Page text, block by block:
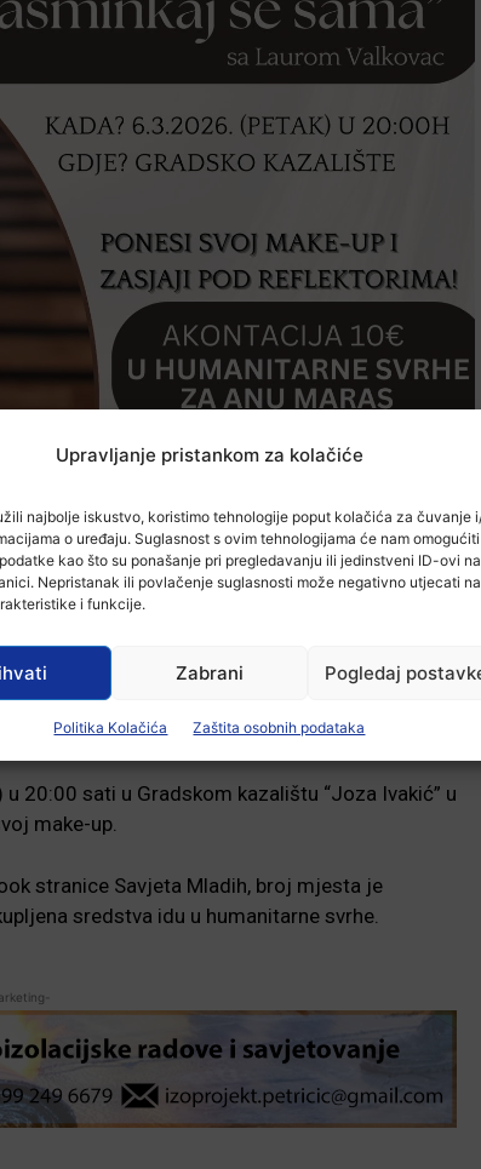
Upravljanje pristankom za kolačiće
najbolje iskustvo, koristimo tehnologije poput kolačića za čuvanje
o uređaju. Suglasnost s ovim tehnologijama će nam
kao što su ponašanje pri pregledavanju ili jedinstveni ID-ovi na
Nepristanak ili povlačenje suglasnosti može negativno utjecati na
i funkcije.
Zabrani Pogledaj
Politika Kolačića Zaštita osobnih podataka
20:00 sati u Gradskom kazalištu “Joza Ivakić” u
make-up.
stranice Savjeta Mladih, broj mjesta je
sredstva idu u humanitarne svrhe.